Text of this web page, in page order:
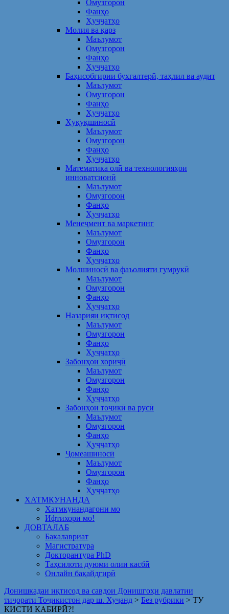
Омузгорон
Фанҳо
Ҳуҷҷатҳо
Молия ва қарз
Маълумот
Омузгорон
Фанҳо
Ҳуҷҷатҳо
Баҳисобгирии бухгалтерӣ, таҳлил ва аудит
Маълумот
Омузгорон
Фанҳо
Ҳуҷҷатҳо
Ҳуқуқшиносӣ
Маълумот
Омузгорон
Фанҳо
Ҳуҷҷатҳо
Математика олӣ ва технологияҳои
инноватсионӣ
Маълумот
Омузгорон
Фанҳо
Ҳуҷҷатҳо
Менеҷмент ва маркетинг
Маълумот
Омузгорон
Фанҳо
Ҳуҷҷатҳо
Молшиносӣ ва фаъолияти гумрукӣ
Маълумот
Омузгорон
Фанҳо
Ҳуҷҷатҳо
Назарияи иқтисод
Маълумот
Омузгорон
Фанҳо
Ҳуҷҷатҳо
Забонҳои хориҷӣ
Маълумот
Омузгорон
Фанҳо
Ҳуҷҷатҳо
Забонҳои тоҷикӣ ва русӣ
Маълумот
Омузгорон
Фанҳо
Ҳуҷҷатҳо
Ҷомеашиносӣ
Маълумот
Омузгорон
Фанҳо
Ҳуҷҷатҳо
ХАТМКУНАНДА
Хатмкунандагони мо
Ифтихори мо!
ДОВТАЛАБ
Бакалавриат
Магистратура
Докторантура PhD
Таҳсилоти дуюми олии касбӣ
Онлайн бақайдгирӣ
Донишкадаи иқтисод ва савдои Донишгоҳи давлатии
тиҷорати Тоҷикистон дар ш. Хуҷанд > Без рубрики > ТУ
КИСТИ КАБИРӢ?!